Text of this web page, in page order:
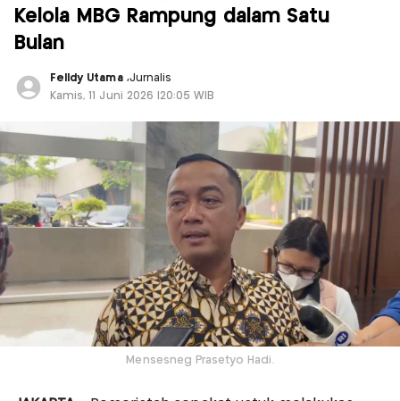
Kelola MBG Rampung dalam Satu
Bulan
Felldy Utama ,Jurnalis
Kamis, 11 Juni 2026 |20:05 WIB
Mensesneg Prasetyo Hadi.